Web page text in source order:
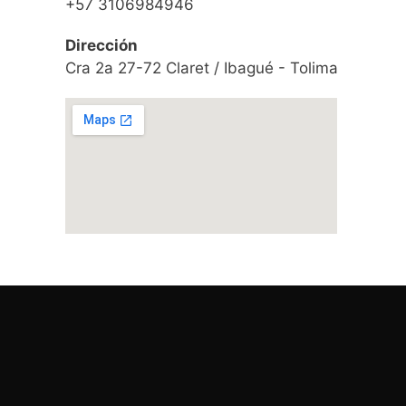
+57 3106984946
Dirección
Cra 2a 27-72 Claret / Ibagué - Tolima